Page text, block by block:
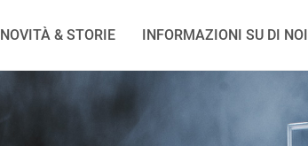
NOVITÀ & STORIE INFORMAZIONI SU DI NOI